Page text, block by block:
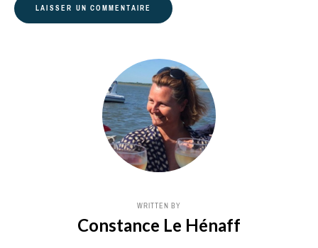
WRITTEN BY
Constance Le Hénaff